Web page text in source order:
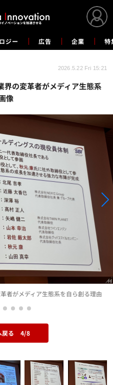
ジー 広告 企業 特
の変革者がメディア生態系
像
2026.5.22 Fri 15:21
者がメディア生態系を自ら創る理由
戻る 4/8